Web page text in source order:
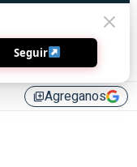
library_addAgreganos
Seguir